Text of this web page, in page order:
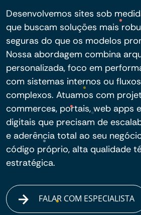
Desenvolvemos sites sob
que buscam soluções mais
seguras do que os modelos
Nossa abordagem combina
personalizada, foco em
com sistemas internos ou
complexos. Atuamos com
commerces, portais, web apps
digitais que precisam de
e aderência total ao seu
código próprio, alta qualidade
estratégica.
FALAR COM ESPECIALISTA